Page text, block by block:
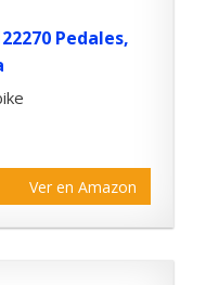
Pedales,
Ver en Amazon